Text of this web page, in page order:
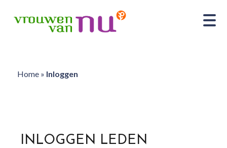
Home» Inloggen
INLOGGEN LEDEN